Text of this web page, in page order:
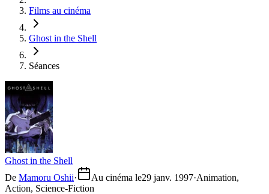
Films au cinéma
Ghost in the Shell
Séances
Ghost in the Shell
De Mamoru Oshii· Au cinéma le29 janv. 1997·Animation,
Action, Science-Fiction